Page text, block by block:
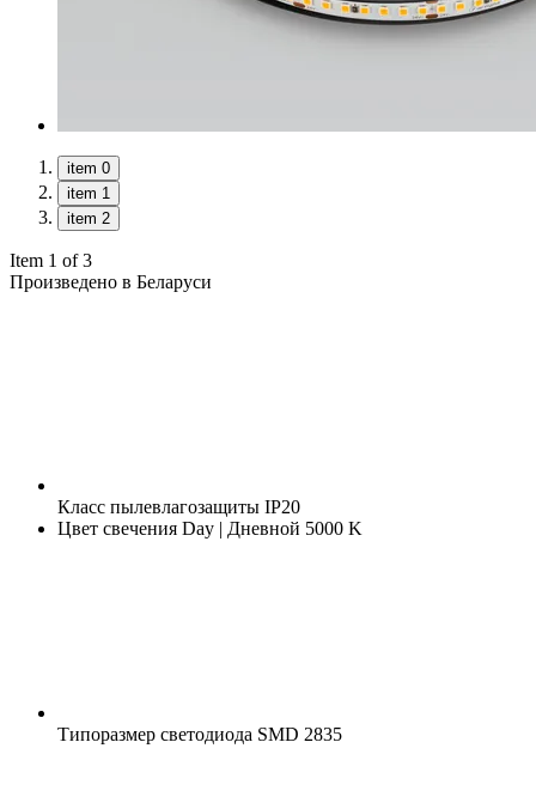
item 0
item 1
item 2
Item 1 of 3
Произведено в Беларуси
Класс пылевлагозащиты IP20
Цвет свечения Day | Дневной 5000 K
Типоразмер светодиода SMD 2835